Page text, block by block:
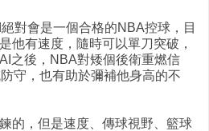
對會是一個合格的NBA控球，目
他有速度，隨時可以單刀突破，
之後，NBA對矮個後衛重燃信
守，也有助於彌補他身高的不
的，但是速度、傳球視野、籃球